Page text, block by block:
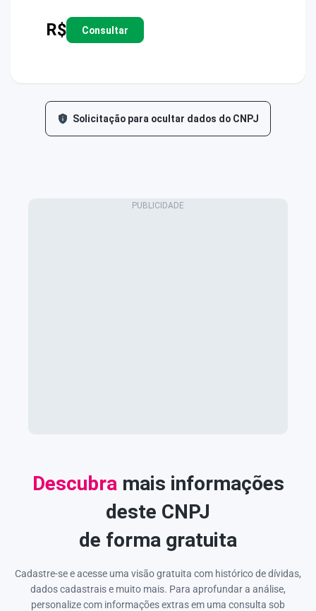
R$ Consultar
Solicitação para ocultar dados do CNPJ
Descubra mais informações
deste CNPJ
de forma gratuita
Cadastre-se e acesse uma visão gratuita com histórico de dívidas,
dados cadastrais e muito mais. Para aprofundar a análise,
personalize com informações extras em uma consulta sob